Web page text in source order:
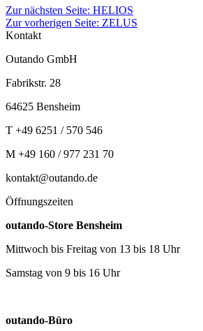
Zur nächsten Seite: HELIOS
Zur vorherigen Seite: ZELUS
Kontakt
Outando GmbH
Fabrikstr. 28
64625 Bensheim
T +49 6251 / 570 546
M +49 160 / 977 231 70
kontakt@outando.de
Öffnungszeiten
outando-Store Bensheim
Mittwoch bis Freitag von 13 bis 18 Uhr
Samstag von 9 bis 16 Uhr
outando-Büro